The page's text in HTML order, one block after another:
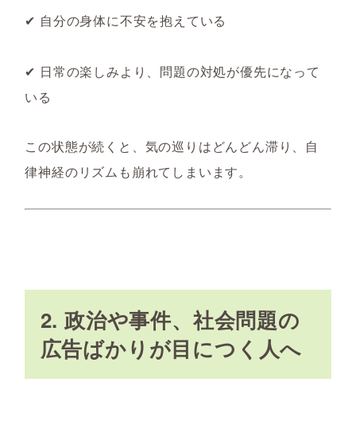
✔ 自分の身体に不安を抱えている
✔ 日常の楽しみより、問題の対処が優先になって
いる
この状態が続くと、 気の巡りはどんどん滞り、自
律神経のリズムも崩れてしまいます。
2. 政治や事件、社会問題の
広告ばかりが目につく人へ